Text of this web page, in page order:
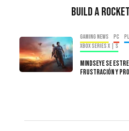
Build A
Gaming news PC
Xbox Series X | S
MindsEye se
frustración y